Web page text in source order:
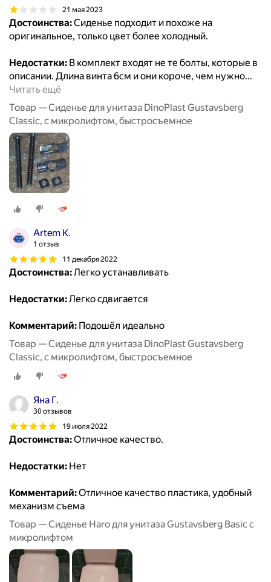
21 мая 2023
Достоинства:Сиденье подходит и похоже на
оригинальное, только цвет более холодный.
Недостатки: В комплект входят не те болты, которые в
описании. Длина винта 6см и они короче, чем нужно…
Читать ещё
Товар — Сиденье для унитаза DinoPlast Gustavsberg
Classic, с микролифтом, быстросъемное
Artem K.
1 отзыв
11 декабря 2022
Достоинства:Легко устанавливать
Недостатки:Легко сдвигается
Комментарий: Подошёл идеально
Товар — Сиденье для унитаза DinoPlast Gustavsberg
Classic, с микролифтом, быстросъемное
Яна Г.
30 отзывов
19 июля 2022
Достоинства:Отличное качество.
Недостатки: Нет
Комментарий:Отличное качество пластика, удобный
механизм съема
Товар — Сиденье Haro для унитаза Gustavsberg Basic с
микролифтом